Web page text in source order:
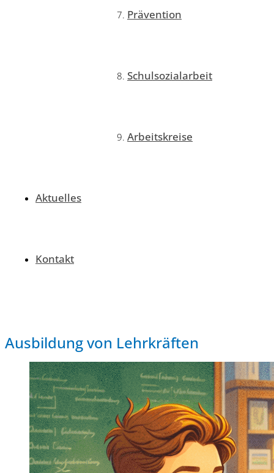
Prävention
Schulsozialarbeit
Arbeitskreise
Aktuelles
Kontakt
Ausbildung von Lehrkräften